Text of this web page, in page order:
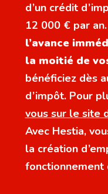
d’un crédit
12 000 € par
l’avance
la moitié de
bénéficiez dès
d’impôt. Pour
vous sur le site
Avec Hestia,
la création
fonctionnement